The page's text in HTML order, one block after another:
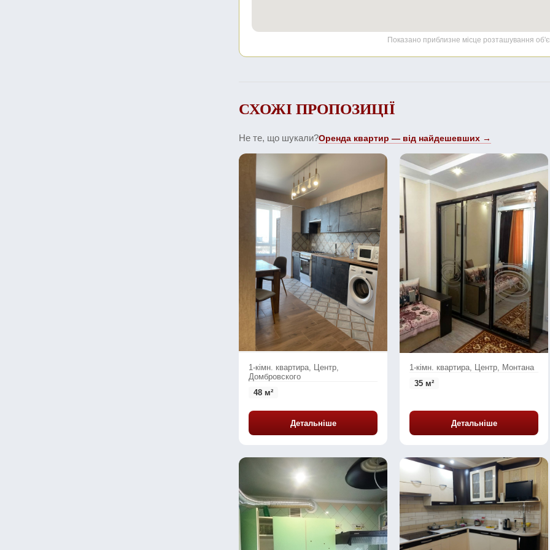
Показано приблизне місце розташування
СХОЖІ ПРОПОЗИЦІЇ
Не те, що шукали?Оренда квартир — від найдешевших →
1-кімн. квартира, Центр,
Домбровского
48 м²
Детальніше
1-кімн. квартира, Центр, Монтана
35 м²
Детальніше